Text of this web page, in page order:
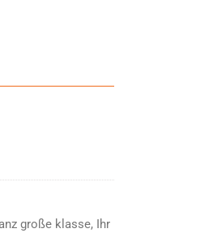
große klasse, Ihr